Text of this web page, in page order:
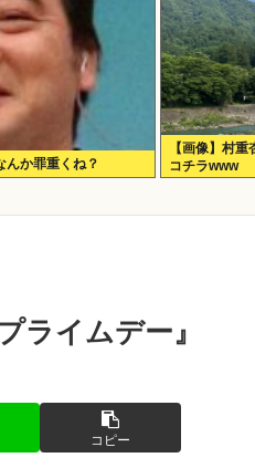
んか罪重くね？
【画像】村
コチラwww
ライムデー』
コピー